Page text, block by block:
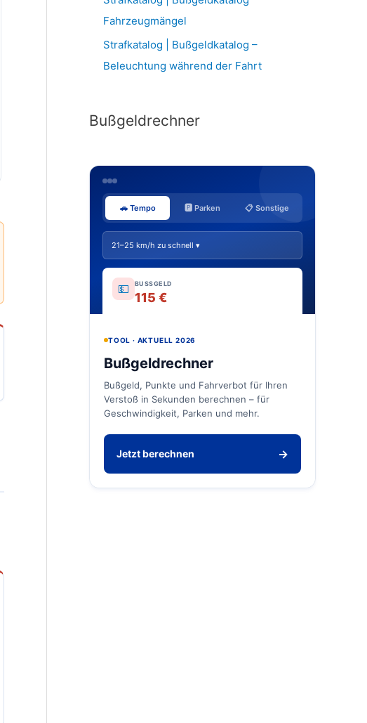
Fahrzeugmängel
Strafkatalog | Bußgeldkatalog –
Beleuchtung während der Fahrt
Bußgeldrechner
🚗 Tempo 🅿️ Parken 📋 Sonstige
21–25 km/h zu schnell ▾
💵 BUSSGELD
115 €
TOOL · AKTUELL 2026
Bußgeldrechner
Bußgeld, Punkte und Fahrverbot für Ihren
Verstoß in Sekunden berechnen – für
Geschwindigkeit, Parken und mehr.
Jetzt berechnen →